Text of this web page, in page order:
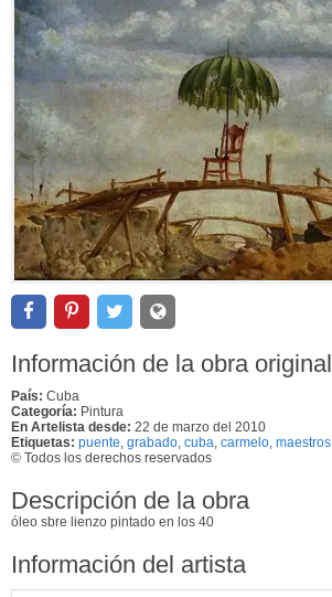
Información de la obra original
País: Cuba
Categoría: Pintura
En Artelista desde: 22 de marzo del 2010
Etiquetas: puente grabado cuba carmelo maestros
© Todos los derechos reservados
Descripción de la obra
óleo sbre lienzo pintado en los 40
Información del artista